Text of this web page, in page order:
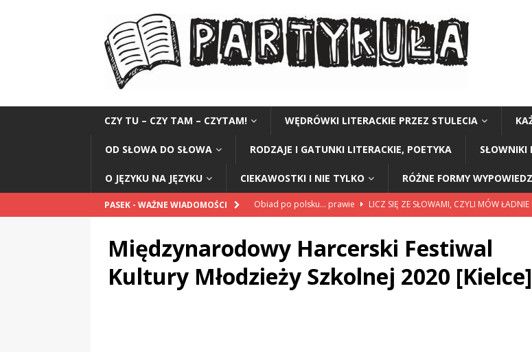
CZY TU – CZY TAM – CZYTAM! WĘDRÓWKI LITERACKIE PRZEZ STULECIA
OD SŁOWA DO SŁOWA RODZAJE I GATUNKI LITERACKIE, POETYKA SŁOWNIKI
O JĘZYKU NA JĘZYKU CIEKAWOSTKI I NIE TYLKO RÓŻNE FORMY
PASEK - WAŻNE WIADOMOŚCI Obiad po polsku… prawie
LICZ SIĘ ZE SŁOWAMI, CZYLI MÓW ŁADNIE I
„Kompania 1114”
CZY TU - CZY TAM - CZYTAM!
„Miejsce” Andrzej Stasiuk (z tomu „Opowieści galicyjskie”)
CZY TU -
Międzynarodowy Harcerski Festiwal
Kultury Młodzieży Szkolnej 2020 [Kielce]